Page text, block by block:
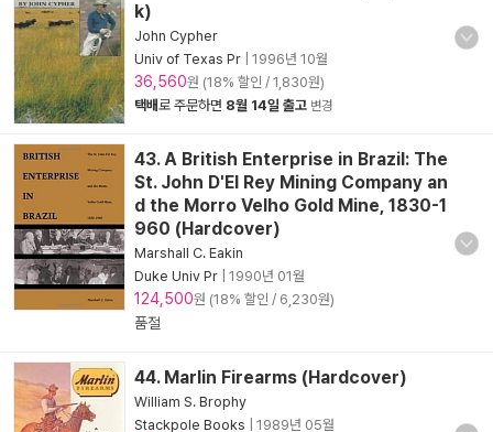
k)
John Cypher
Univ of Texas Pr
1996년 10월
36,560원 (18% 할인 / 1,830원)
택배로 주문하면 8월 14일 출고 변경
43. A British Enterprise in Brazil: The
St. John D'El Rey Mining Company an
d the Morro Velho Gold Mine, 1830-1
960 (Hardcover)
Marshall C. Eakin
Duke Univ Pr
1990년 01월
124,500원 (18% 할인 / 6,230원)
품절
44. Marlin Firearms (Hardcover)
William S. Brophy
Stackpole Books
1989년 05월